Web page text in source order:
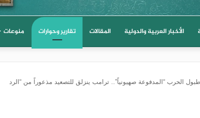
الأخبار العربية والدولية المقالات تقارير وحوارات منوعات
الحرب “المدفوعة صهيونياً”.. ترامب ينزلق للتصعيد مذعوراً من “الرد